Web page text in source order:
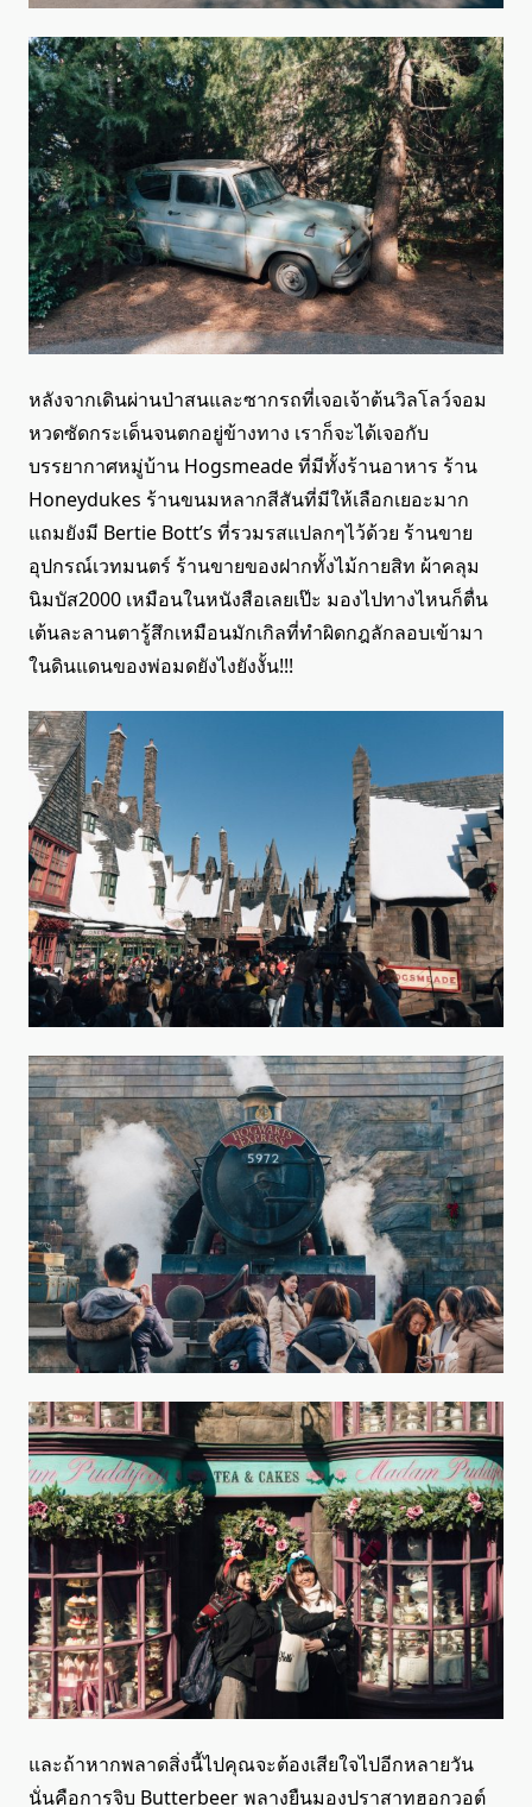
หลังจากเดินผ่านป่าสนและซากรถที่เจอเจ้าต้นวิลโลว์จอม
หวดซัดกระเด็นจนตกอยู่ข้างทาง เราก็จะได้เจอกับ
บรรยากาศหมู่บ้าน Hogsmeade ที่มีทั้งร้านอาหาร ร้าน
Honeydukes ร้านขนมหลากสีสันที่มีให้เลือกเยอะมาก
แถมยังมี Bertie Bott’s ที่รวมรสแปลกๆไว้ด้วย ร้านขาย
อุปกรณ์เวทมนตร์ ร้านขายของฝากทั้งไม้กายสิท ผ้าคลุม
นิมบัส2000 เหมือนในหนังสือเลยเป๊ะ มองไปทางไหนก็ตื่น
เต้นละลานตารู้สึกเหมือนมักเกิลที่ทำผิดกฎลักลอบเข้ามา
ในดินแดนของพ่อมดยังไงยังงั้น!!!
และถ้าหากพลาดสิ่งนี้ไปคุณจะต้องเสียใจไปอีกหลายวัน
นั่นคือการจิบ Butterbeer พลางยืนมองปราสาทฮอกวอต์